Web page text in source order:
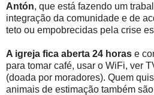
Antón, que está fazendo um
integração da comunidade e de
teto ou empobrecidas pela crise
A igreja fica aberta 24 horas e
para tomar café, usar o WiFi, ver
(doada por moradores). Quem
animais de estimação também